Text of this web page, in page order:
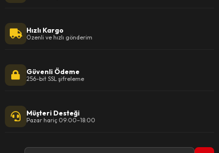
Hızlı Kargo
Özenli ve hızlı gönderim
Güvenli Ödeme
256-bit SSL şifreleme
Müşteri Desteği
Pazar hariç 09:00–18:00